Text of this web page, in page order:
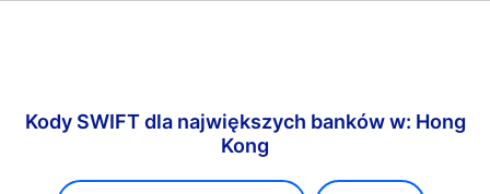
Kody SWIFT dla największych banków w: Hong
Kong